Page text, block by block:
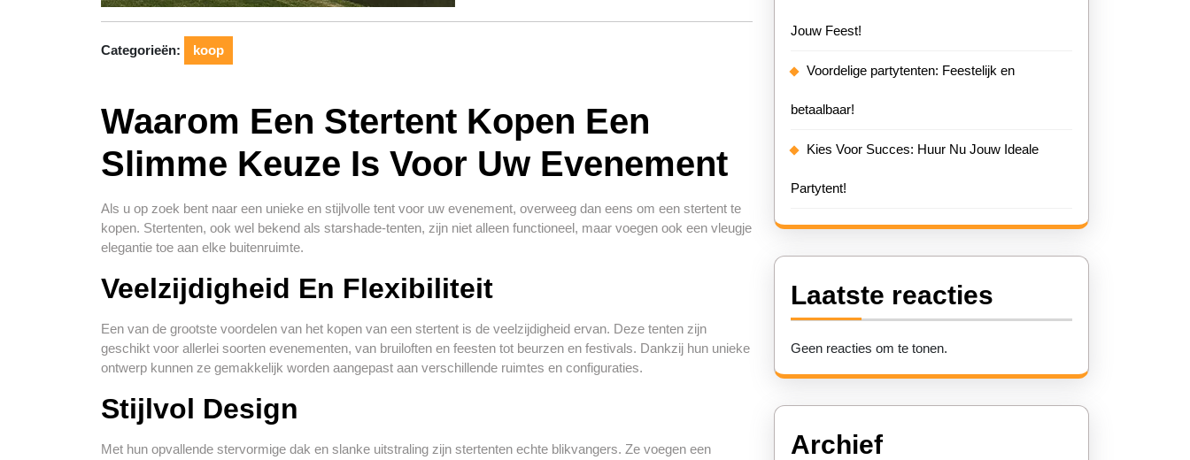
Categorieën: koop
Waarom Een Stertent Kopen Een
Slimme Keuze Is Voor Uw Evenement
Als u op zoek bent naar een unieke en stijlvolle tent voor uw evenement, overweeg dan eens om een stertent te
kopen. Stertenten, ook wel bekend als starshade-tenten, zijn niet alleen functioneel, maar voegen ook een vleugje
elegantie toe aan elke buitenruimte.
Veelzijdigheid En Flexibiliteit
Een van de grootste voordelen van het kopen van een stertent is de veelzijdigheid ervan. Deze tenten zijn
geschikt voor allerlei soorten evenementen, van bruiloften en feesten tot beurzen en festivals. Dankzij hun unieke
ontwerp kunnen ze gemakkelijk worden aangepast aan verschillende ruimtes en configuraties.
Stijlvol Design
Met hun opvallende stervormige dak en slanke uitstraling zijn stertenten echte blikvangers. Ze voegen een
Jouw Feest!
Voordelige partytenten: Feestelijk en
betaalbaar!
Kies Voor Succes: Huur Nu Jouw Ideale
Partytent!
Laatste reacties
Geen reacties om te tonen.
Archief